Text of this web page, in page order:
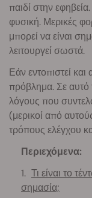
παιδί στην
φυσική. Μερικές
μπορεί να είναι
λειτουργεί σωστά.
Εάν εντοπιστεί και
πρόβλημα. Σε αυτό
λόγους που
(μερικοί από
τρόπους ελέγχου
Περιεχόμενα:
Τι είναι το
σημασία;